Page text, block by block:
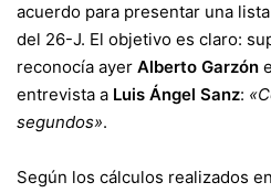
acuerdo para presentar una
del 26-J. El objetivo es claro:
reconocía ayer Alberto Garzón
entrevista a Luis Ángel Sanz:
segundos».
Según los cálculos realizados